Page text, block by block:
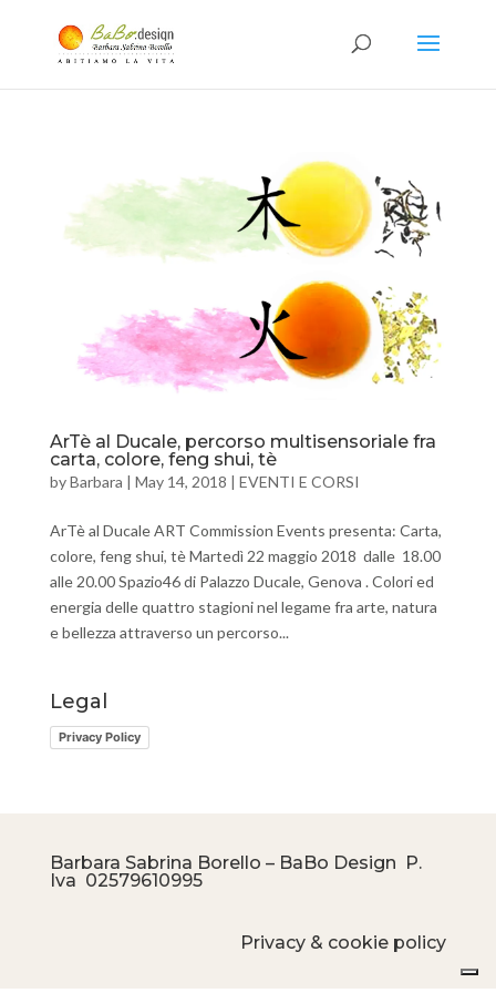
ArTè al Ducale, percorso multisensoriale fra
carta, colore, feng shui, tè
byBarbara | May 14, 2018 | EVENTI E CORSI
ArTè al Ducale ART Commission Events presenta: Carta,
colore, feng shui, tè Martedì 22 maggio 2018 dalle 18.00
alle 20.00 Spazio46 di Palazzo Ducale, Genova . Colori ed
energia delle quattro stagioni nel legame fra arte, natura
e bellezza attraverso un percorso...
Legal
Privacy Policy
Barbara Sabrina Borello – BaBo Design P.
Iva 02579610995
Privacy & cookie policy